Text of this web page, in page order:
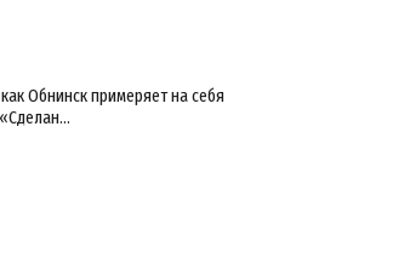
Обнинск примеряет на себя